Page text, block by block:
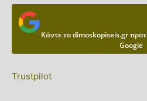
Κάντε το dimoskopiseis.gr
Google
Trustpilot